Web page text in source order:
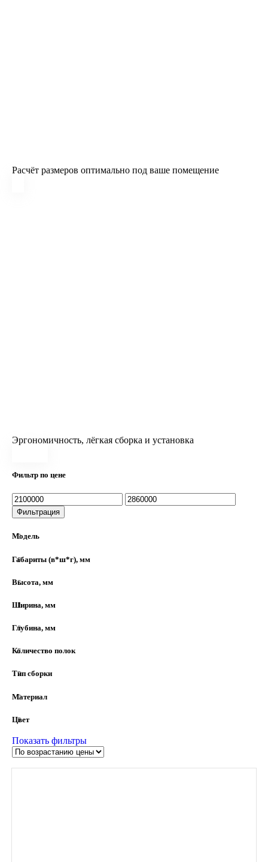
Расчёт размеров оптимально под ваше помещение
Эргономичность, лёгкая сборка и установка
Фильтр по цене
Фильтрация
Модель
Габариты (в*ш*г), мм
Высота, мм
Ширина, мм
Глубина, мм
Количество полок
Тип сборки
Материал
Цвет
Показать фильтры